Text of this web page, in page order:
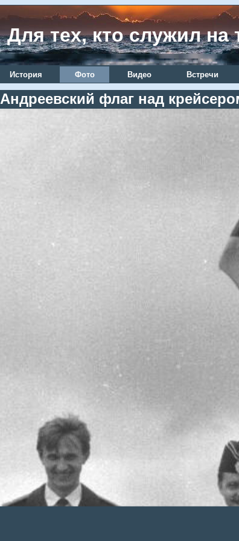
Для тех, кто служил на
История Фото Видео Встречи
Андреевский флаг над